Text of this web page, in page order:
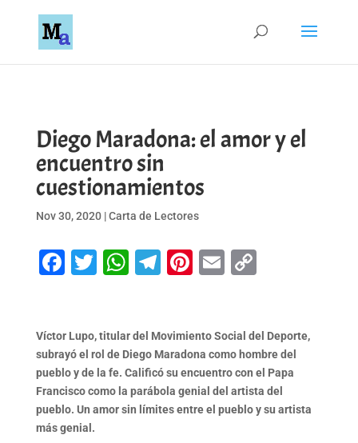
Diego Maradona: el amor y el
encuentro sin
cuestionamientos
Nov 30, 2020|Carta de Lectores
Facebook
Twitter
WhatsApp
Telegram
Pinterest
EmailCopy
Víctor Lupo, titular del Movimiento Social del Deporte,
subrayó el rol de Diego Maradona como hombre del
pueblo y de la fe. Calificó su encuentro con el Papa
Francisco como la parábola genial del artista del
pueblo. Un amor sin límites entre el pueblo y su artista
más genial.